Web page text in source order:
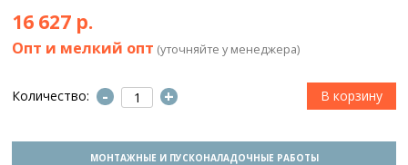
16 627 р.
Опт и мелкий опт (уточняйте у менеджера)
Количество: - +
МОНТАЖНЫЕ И ПУСКОНАЛАДОЧНЫЕ РАБОТЫ